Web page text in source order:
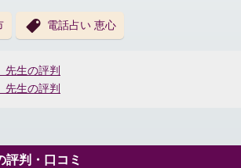
電話占い 恵心
先生の評判
先生の評判
評判・口コミ